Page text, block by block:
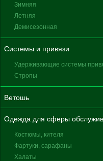
Зимняя
Летняя
Демисезонная
Системы и привязи
Удерживающие системы
Стропы
Ветошь
Одежда для сферы
Костюмы, кителя
Фартуки, сарафаны
Халаты